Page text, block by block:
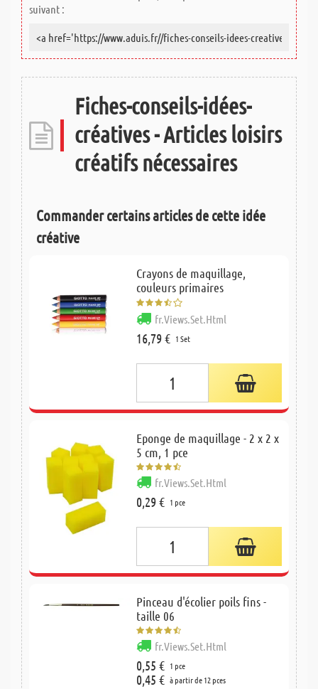
suivant :
Fiches-conseils-idées-
créatives - Articles loisirs
créatifs nécessaires
Commander certains articles de cette idée
créative
Crayons de maquillage,
couleurs primaires
fr.Views.Set.Html
16,79 € 1 Set
Eponge de maquillage - 2 x 2 x
5 cm, 1 pce
fr.Views.Set.Html
0,29 € 1 pce
Pinceau d'écolier poils fins -
taille 06
fr.Views.Set.Html
0,55 € 1 pce
0,45 € à partir de 12 pces